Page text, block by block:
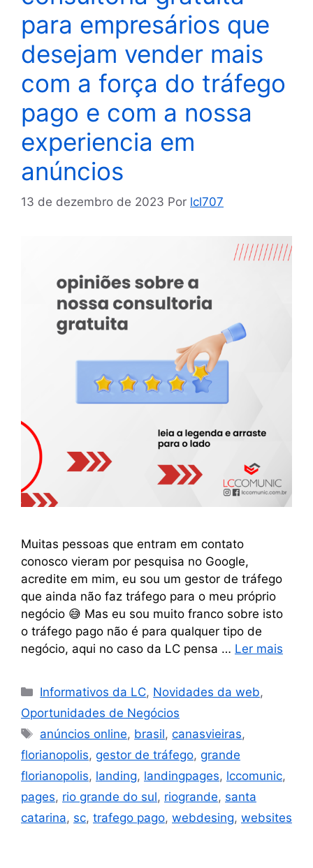
para empresários que
desejam vender mais
com a força do tráfego
pago e com a nossa
experiencia em
anúncios
13 de dezembro de 2023 Por lcl707
Muitas pessoas que entram em contato
conosco vieram por pesquisa no Google,
acredite em mim, eu sou um gestor de tráfego
que ainda não faz tráfego para o meu próprio
negócio 😅 Mas eu sou muito franco sobre isto
o tráfego pago não é para qualquer tipo de
negócio, aqui no caso da LC pensa … Ler mais
Informativos da LC, Novidades da web,
Oportunidades de Negócios
anúncios online, brasil,canasvieiras,
florianopolis, gestor de tráfego, grande
florianopolis, landing, landingpages, lccomunic,
pages, rio grande do sul, riogrande, santa
catarina, sc, trafego pago, webdesing, websites